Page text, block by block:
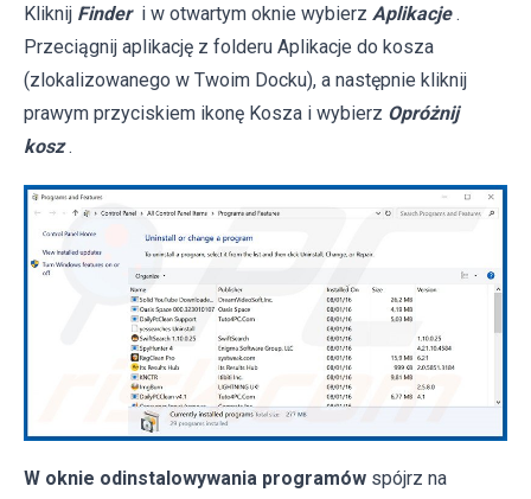
Kliknij Finder i w otwartym oknie wybierz Aplikacje .
Przeciągnij aplikację z folderu Aplikacje do kosza
(zlokalizowanego w Twoim Docku), a następnie kliknij
prawym przyciskiem ikonę Kosza i wybierz Opróżnij
kosz .
W oknie odinstalowywania programów spójrz na